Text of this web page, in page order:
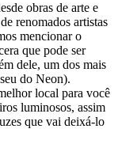
obras de arte e
renomados artistas
mencionar o
que pode ser
dele, um dos mais
do Neon).
local para você
luminosos, assim
que vai deixá-lo